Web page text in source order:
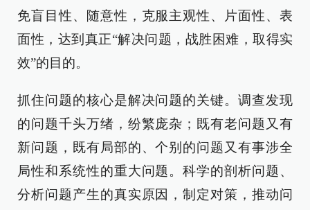
免盲目性、随意性，克服主观性、片面性、表
面性，达到真正“解决问题，战胜困难，取得实
效”的目的。
抓住问题的核心是解决问题的关键。调查发现
的问题千头万绪，纷繁庞杂；既有老问题又有
新问题，既有局部的、个别的问题又有事涉全
局性和系统性的重大问题。科学的剖析问题、
分析问题产生的真实原因，制定对策，推动问